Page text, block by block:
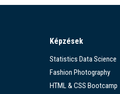
Képzések
Statistics Data Science
Fashion Photography
HTML & CSS Bootcamp